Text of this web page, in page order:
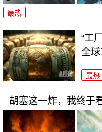
最热
“工
全
最热
胡塞这一炸，我终于